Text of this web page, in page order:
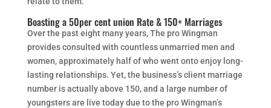
Boasting a 50per cent union Rate & 150+ Marriages
Over the past eight many years, The pro Wingman
provides consulted with countless unmarried men and
women, approximately half of who went onto enjoy long-
lasting relationships. Yet, the business’s client marriage
number is actually above 150, and a large number of
youngsters are live today due to the pro Wingman’s